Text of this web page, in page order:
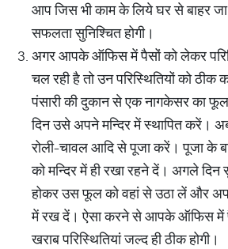
आप जिस भी काम के लिये घर से बाहर
सफलता सुनिश्चित होगी।
अगर आपके ऑफिस में पैसों को लेकर
चल रही है तो उन परिस्थितियों को
पंसारी की दुकान से एक नागकेसर
दिन उसे अपने मन्दिर में स्थापित करें।
रोली-चावल आदि से पूजा करें। पूजा के
को मन्दिर में ही रखा रहने दें। अगले दिन
होकर उस फूल को वहां से उठा लें और
में रख दें। ऐसा करने से आपके ऑफिस में
खराब परिस्थितियां जल्द ही ठीक होगी।